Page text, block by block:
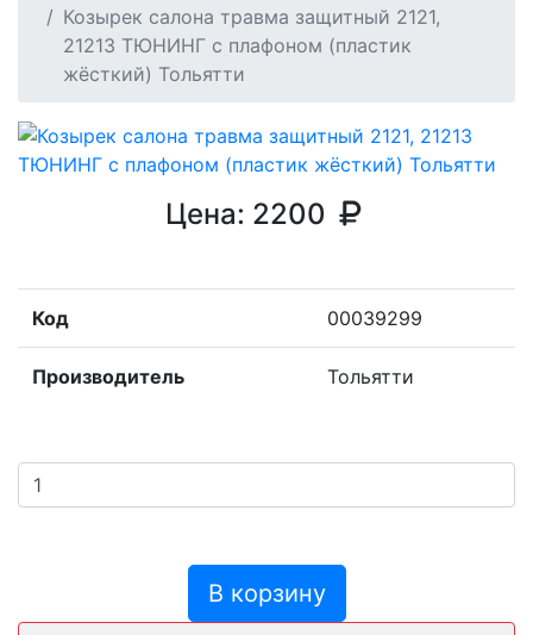
Козырек салона травма защитный 2121,
21213 ТЮНИНГ с плафоном (пластик
жёсткий) Тольятти
Цена: 2200
Код 00039299
Производитель Тольятти
В корзину